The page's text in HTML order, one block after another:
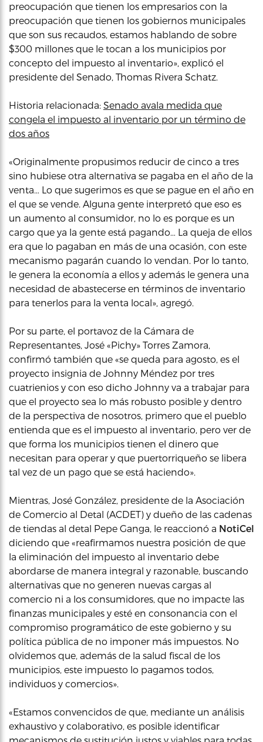
preocupación que tienen los empresarios con la
preocupación que tienen los gobiernos municipales
que son sus recaudos, estamos hablando de sobre
$300 millones que le tocan a los municipios por
concepto del impuesto al inventario», explicó el
presidente del Senado, Thomas Rivera Schatz.
Historia relacionada: Senado avala medida que
congela el impuesto al inventario por un término de
dos años
«Originalmente propusimos reducir de cinco a tres
sino hubiese otra alternativa se pagaba en el año de la
venta… Lo que sugerimos es que se pague en el año en
el que se vende. Alguna gente interpretó que eso es
un aumento al consumidor, no lo es porque es un
cargo que ya la gente está pagando… La queja de ellos
era que lo pagaban en más de una ocasión, con este
mecanismo pagarán cuando lo vendan. Por lo tanto,
le genera la economía a ellos y además le genera una
necesidad de abastecerse en términos de inventario
para tenerlos para la venta local», agregó.
Por su parte, el portavoz de la Cámara de
Representantes, José «Pichy» Torres Zamora,
confirmó también que «se queda para agosto, es el
proyecto insignia de Johnny Méndez por tres
cuatrienios y con eso dicho Johnny va a trabajar para
que el proyecto sea lo más robusto posible y dentro
de la perspectiva de nosotros, primero que el pueblo
entienda que es el impuesto al inventario, pero ver de
que forma los municipios tienen el dinero que
necesitan para operar y que puertorriqueño se libera
tal vez de un pago que se está haciendo».
Mientras, José González, presidente de la Asociación
de Comercio al Detal (ACDET) y dueño de las cadenas
de tiendas al detal Pepe Ganga, le reaccionó a NotiCel
diciendo que «reafirmamos nuestra posición de que
la eliminación del impuesto al inventario debe
abordarse de manera integral y razonable, buscando
alternativas que no generen nuevas cargas al
comercio ni a los consumidores, que no impacte las
finanzas municipales y esté en consonancia con el
compromiso programático de este gobierno y su
política pública de no imponer más impuestos. No
olvidemos que, además de la salud fiscal de los
municipios, este impuesto lo pagamos todos,
individuos y comercios».
«Estamos convencidos de que, mediante un análisis
exhaustivo y colaborativo, es posible identificar
mecanismos de sustitución justos y viables para todas